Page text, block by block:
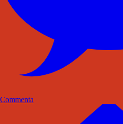
Commenta